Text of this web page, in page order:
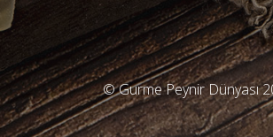
© Gurme Peynir Dünyası